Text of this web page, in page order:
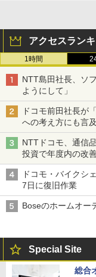
アクセスラン
1時間
NTT島田社長、ソ
ようにして」
ドコモ前田社長が
への考え方にも言及
NTTドコモ、通信
投資で年度内の改
ドコモ・バイクシ
7日に復旧作業
Boseのホームオー
Special Site
総合